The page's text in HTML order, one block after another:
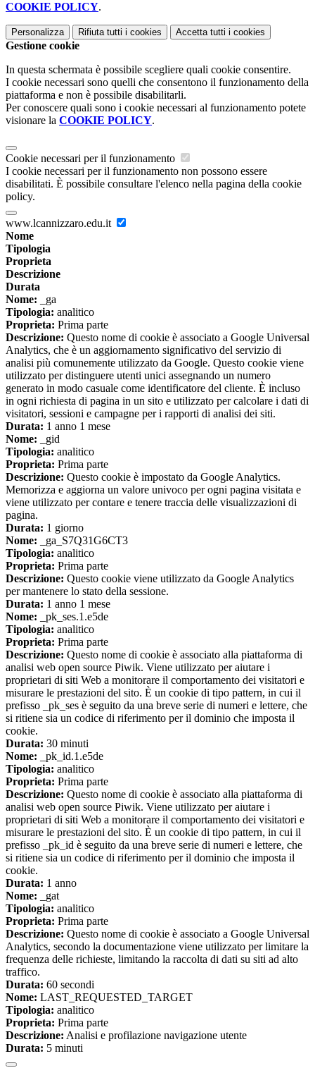
COOKIE POLICY.
Personalizza Rifiuta tutti i cookies Accetta tutti i cookies
Gestione cookie
In questa schermata è possibile scegliere quali cookie consentire.
I cookie necessari sono quelli che consentono il funzionamento della
piattaforma e non è possibile disabilitarli.
Per conoscere quali sono i cookie necessari al funzionamento potete
visionare la COOKIE POLICY.
Cookie necessari per il funzionamento
I cookie necessari per il funzionamento non possono essere
disabilitati. È possibile consultare l'elenco nella pagina della cookie
policy.
www.lcannizzaro.edu.it
Nome
Tipologia
Proprieta
Descrizione
Durata
Nome: _ga
Tipologia: analitico
Proprieta: Prima parte
Descrizione: Questo nome di cookie è associato a Google Universal
Analytics, che è un aggiornamento significativo del servizio di
analisi più comunemente utilizzato da Google. Questo cookie viene
utilizzato per distinguere utenti unici assegnando un numero
generato in modo casuale come identificatore del cliente. È incluso
in ogni richiesta di pagina in un sito e utilizzato per calcolare i dati di
visitatori, sessioni e campagne per i rapporti di analisi dei siti.
Durata: 1 anno 1 mese
Nome: _gid
Tipologia: analitico
Proprieta: Prima parte
Descrizione: Questo cookie è impostato da Google Analytics.
Memorizza e aggiorna un valore univoco per ogni pagina visitata e
viene utilizzato per contare e tenere traccia delle visualizzazioni di
pagina.
Durata: 1 giorno
Nome: _ga_S7Q31G6CT3
Tipologia: analitico
Proprieta: Prima parte
Descrizione: Questo cookie viene utilizzato da Google Analytics
per mantenere lo stato della sessione.
Durata: 1 anno 1 mese
Nome: _pk_ses.1.e5de
Tipologia: analitico
Proprieta: Prima parte
Descrizione: Questo nome di cookie è associato alla piattaforma di
analisi web open source Piwik. Viene utilizzato per aiutare i
proprietari di siti Web a monitorare il comportamento dei visitatori e
misurare le prestazioni del sito. È un cookie di tipo pattern, in cui il
prefisso _pk_ses è seguito da una breve serie di numeri e lettere, che
si ritiene sia un codice di riferimento per il dominio che imposta il
cookie.
Durata: 30 minuti
Nome: _pk_id.1.e5de
Tipologia: analitico
Proprieta: Prima parte
Descrizione: Questo nome di cookie è associato alla piattaforma di
analisi web open source Piwik. Viene utilizzato per aiutare i
proprietari di siti Web a monitorare il comportamento dei visitatori e
misurare le prestazioni del sito. È un cookie di tipo pattern, in cui il
prefisso _pk_id è seguito da una breve serie di numeri e lettere, che
si ritiene sia un codice di riferimento per il dominio che imposta il
cookie.
Durata: 1 anno
Nome: _gat
Tipologia: analitico
Proprieta: Prima parte
Descrizione: Questo nome di cookie è associato a Google Universal
Analytics, secondo la documentazione viene utilizzato per limitare la
frequenza delle richieste, limitando la raccolta di dati su siti ad alto
traffico.
Durata: 60 secondi
Nome: LAST_REQUESTED_TARGET
Tipologia: analitico
Proprieta: Prima parte
Descrizione: Analisi e profilazione navigazione utente
Durata: 5 minuti